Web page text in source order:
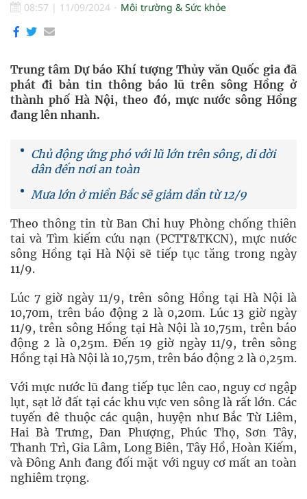
08:57 | 11/09/2024 Môi trường & Sức khỏe
Trung tâm Dự báo Khí tượng Thủy văn Quốc gia đã
phát đi bản tin thông báo lũ trên sông Hồng ở
thành phố Hà Nội, theo đó, mực nước sông Hồng
đang lên nhanh.
Chủ động ứng phó với lũ lớn trên sông, di dời
dân đến nơi an toàn
Mưa lớn ở miền Bắc sẽ giảm dần từ 12/9
Theo thông tin từ Ban Chỉ huy Phòng chống thiên
tai và Tìm kiếm cứu nạn (PCTT&TKCN), mực nước
sông Hồng tại Hà Nội sẽ tiếp tục tăng trong ngày
11/9.
Lúc 7 giờ ngày 11/9, trên sông Hồng tại Hà Nội là
10,70m, trên báo động 2 là 0,20m. Lúc 13 giờ ngày
11/9, trên sông Hồng tại Hà Nội là 10,75m, trên báo
động 2 là 0,25m. Đến 19 giờ ngày 11/9, trên sông
Hồng tại Hà Nội là 10,75m, trên báo động 2 là 0,25m.
Với mực nước lũ đang tiếp tục lên cao, nguy cơ ngập
lụt, sạt lở đất tại các khu vực ven sông là rất lớn. Các
tuyến đê thuộc các quận, huyện như Bắc Từ Liêm,
Hai Bà Trưng, Đan Phượng, Phúc Thọ, Sơn Tây,
Thanh Trì, Gia Lâm, Long Biên, Tây Hồ, Hoàn Kiếm,
và Đông Anh đang đối mặt với nguy cơ mất an toàn
nghiêm trọng.